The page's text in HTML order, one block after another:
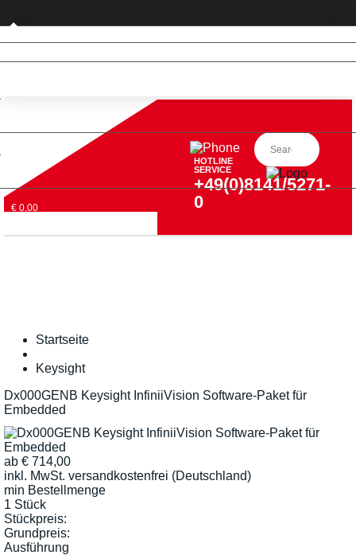
Privatkunde (nur DE)
€ 0,00
HOTLINE
SERVICE
+49(0)8141/5271-
0
Startseite
Keysight
Dx000GENB Keysight InfiniiVision Software-Paket für
Embedded
ab € 714,00
inkl. MwSt. versandkostenfrei (Deutschland)
min Bestellmenge
1 Stück
Stückpreis:
Grundpreis:
Ausführung